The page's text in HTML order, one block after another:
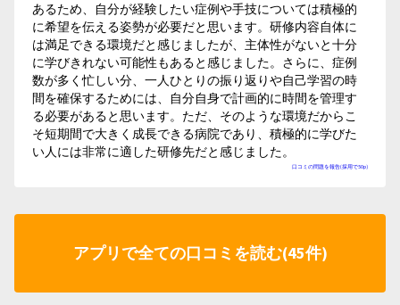
口コミの問題を報告(採用で50p)
あるため、自分が経験したい症例や手技については積極的
に希望を伝える姿勢が必要だと思います。研修内容自体に
は満足できる環境だと感じましたが、主体性がないと十分
に学びきれない可能性もあると感じました。さらに、症例
数が多く忙しい分、一人ひとりの振り返りや自己学習の時
間を確保するためには、自分自身で計画的に時間を管理す
る必要があると思います。ただ、そのような環境だからこ
そ短期間で大きく成長できる病院であり、積極的に学びた
い人には非常に適した研修先だと感じました。
アプリで全ての口コミを読む(45件)